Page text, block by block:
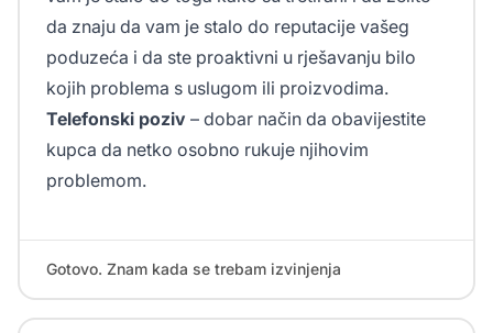
da znaju da vam je stalo do reputacije vašeg
poduzeća i da ste proaktivni u rješavanju bilo
kojih problema s uslugom ili proizvodima.
Telefonski poziv – dobar način da obavijestite
kupca da netko osobno rukuje njihovim
problemom.
Gotovo. Znam kada se trebam izvinjenja